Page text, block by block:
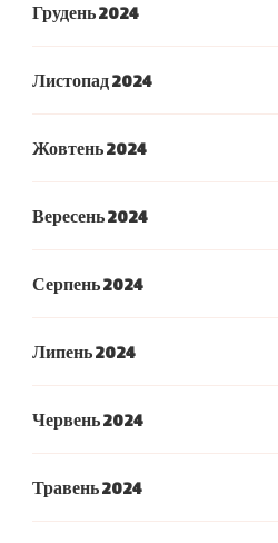
Грудень 2024
Листопад 2024
Жовтень 2024
Вересень 2024
Серпень 2024
Липень 2024
Червень 2024
Травень 2024